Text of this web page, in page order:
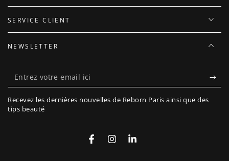
SERVICE CLIENT
NEWSLETTER
Entrez
votre
email
Recevez les dernières nouvelles de Reborn Paris ainsi que des
tips beauté
FacebookInstagramLinkedIn